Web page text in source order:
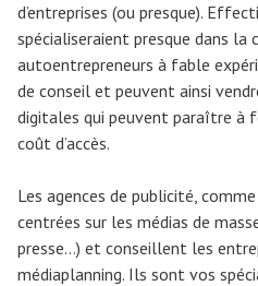
d’entreprises (ou presque).
spécialiseraient presque dans la
autoentrepreneurs à fable
de conseil et peuvent ainsi
digitales qui peuvent paraître à
coût d’accès.
Les agences de publicité,
centrées sur les médias de
presse…) et conseillent les
médiaplanning. Ils sont vos